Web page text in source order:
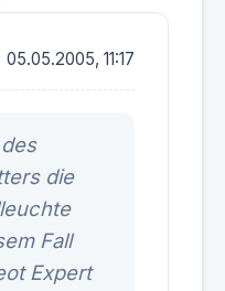
05.05.2005, 11:17
die
Fall
Expert